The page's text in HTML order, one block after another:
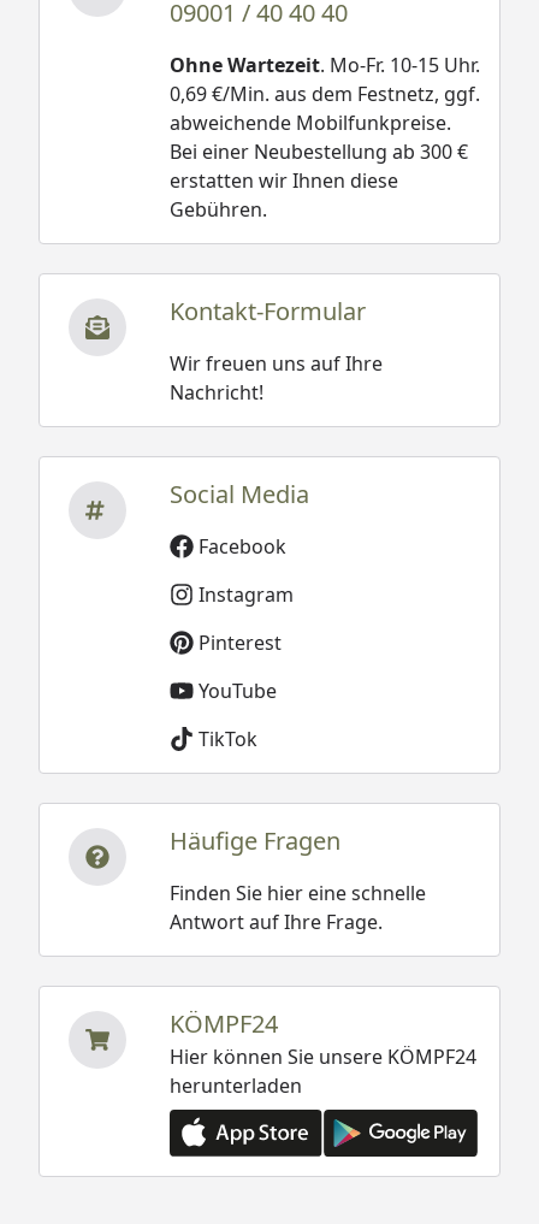
09001 / 40 40 40
Ohne Wartezeit. Mo-Fr. 10-15 Uhr.
0,69 €/Min. aus dem Festnetz, ggf.
abweichende Mobilfunkpreise.
Bei einer Neubestellung ab 300 €
erstatten wir Ihnen diese
Gebühren.
Kontakt-Formular
Wir freuen uns auf Ihre
Nachricht!
Social Media
Facebook
Instagram
Pinterest
YouTube
TikTok
Häufige Fragen
Finden Sie hier eine schnelle
Antwort auf Ihre Frage.
KÖMPF24
Hier können Sie unsere KÖMPF24
herunterladen